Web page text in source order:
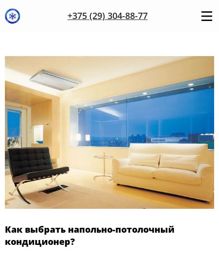
+375 (29) 304-88-77
Как выбрать напольно-потолочный
кондиционер?